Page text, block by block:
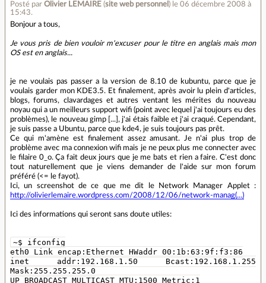
Posté par Olivier LEMAIRE (site web personnel ) le 06 décembre 2008 à
15:43.
Bonjour a tous,
Je vous pris de bien vouloir m'excuser pour le titre en anglais mais mon
OS est en anglais...
je ne voulais pas passer a la version de 8.10 de kubuntu, parce que je
voulais garder mon KDE3.5. Et finalement, après avoir lu plein d'articles,
blogs, forums, clavardages et autres ventant les mérites du nouveau
noyau qui a un meilleurs support wifi (point avec lequel j'ai toujours eu des
problèmes), le nouveau gimp [...], j'ai étais faible et j'ai craqué. Cependant,
je suis passe a Ubuntu, parce que kde4, je suis toujours pas prêt.
Ce qui m'amène est finalement assez amusant. Je n'ai plus trop de
problème avec ma connexion wifi mais je ne peux plus me connecter avec
le filaire 0_o. Ça fait deux jours que je me bats et rien a faire. C'est donc
tout naturellement que je viens demander de l'aide sur mon forum
préféré (<= le fayot).
Ici, un screenshot de ce que me dit le Network Manager Applet :
http://olivierlemaire.wordpress.com/2008/12/06/network-manag(...)
Ici des informations qui seront sans doute utiles:
~$ ifconfig
eth0 Link encap:Ethernet HWaddr 00:1b:63:9f:f3:86
inet addr:192.168.1.50 Bcast:192.168.1.255
Mask:255.255.255.0
UP BROADCAST MULTICAST MTU:1500 Metric:1